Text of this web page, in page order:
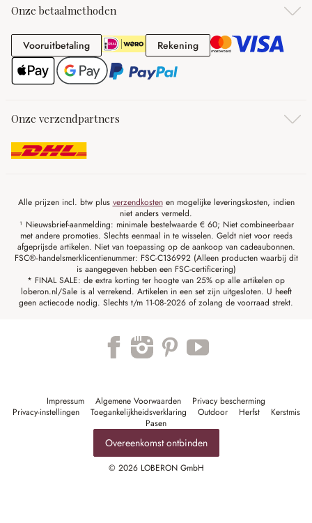
Onze betaalmethoden
VooruitbetalingVooruitbetaling RekeningRekening
Onze verzendpartners
Alle prijzen incl. btw plus verzendkostenen mogelijke leveringskosten, indien
niet anders vermeld.
¹ Nieuwsbrief-aanmelding: minimale bestelwaarde € 60; Niet combineerbaar
met andere promoties. Slechts eenmaal in te wisselen. Geldt niet voor reeds
afgeprijsde artikelen. Niet van toepassing op de aankoop van cadeaubonnen.
FSC®-handelsmerklicentienummer: FSC-C136992 (Alleen producten waarbij dit
is aangegeven hebben een FSC-certificering)
* FINAL SALE: de extra korting ter hoogte van 25% op alle artikelen op
loberon.nl/Sale is al verrekend. Artikelen in een set zijn uitgesloten. U heeft
geen actiecode nodig. Slechts t/m 11-08-2026 of zolang de voorraad strekt.
Impressum Algemene Voorwaarden
Privacy bescherming
Privacy-instellingen
Toegankelijkheidsverklaring Outdoor Herfst
Kerstmis
Pasen
Overeenkomst ontbinden
© 2026 LOBERON GmbH